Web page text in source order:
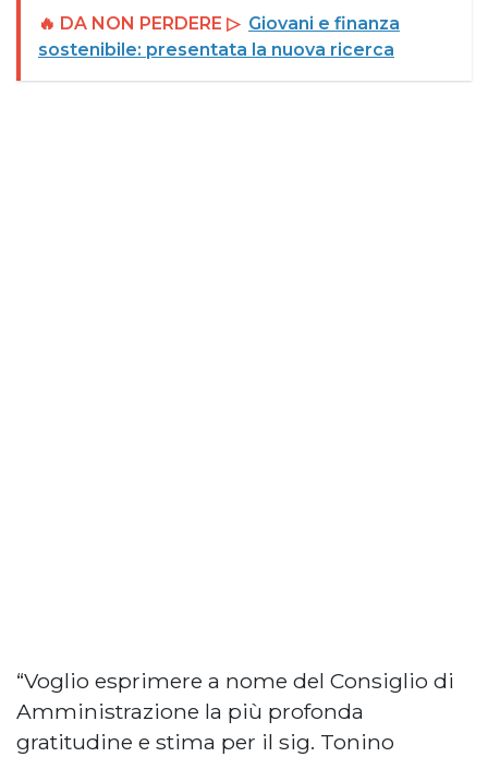
🔥 DA NON PERDERE ▷ Giovani e finanza
sostenibile: presentata la nuova ricerca
“Voglio esprimere a nome del Consiglio di
Amministrazione la più profonda
gratitudine e stima per il sig. Tonino